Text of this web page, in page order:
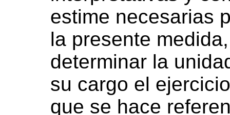
estime necesarias
la presente
determinar la
su cargo el
que se hace